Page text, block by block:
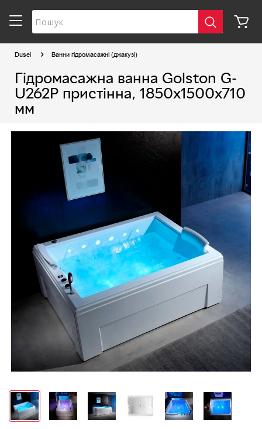
Dusel Ванни гідромасажні (джакузі)
Гідромасажна ванна Golston G-
U262P пристінна, 1850х1500х710
мм